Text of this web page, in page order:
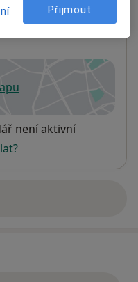
v nové záložce
není aktivní
Přijmout